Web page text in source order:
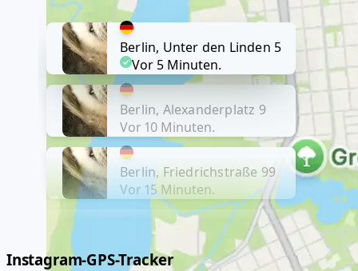
Berlin, Friedrichstraße 99
Berlin, Alexanderplatz 9
Vor 10 Minuten.
Berlin, Friedrichstraße 99
Vor 15 Minuten.
Berlin, Unter den Linden 5
Vor 5 Minuten.
Instagram-GPS-Tracker